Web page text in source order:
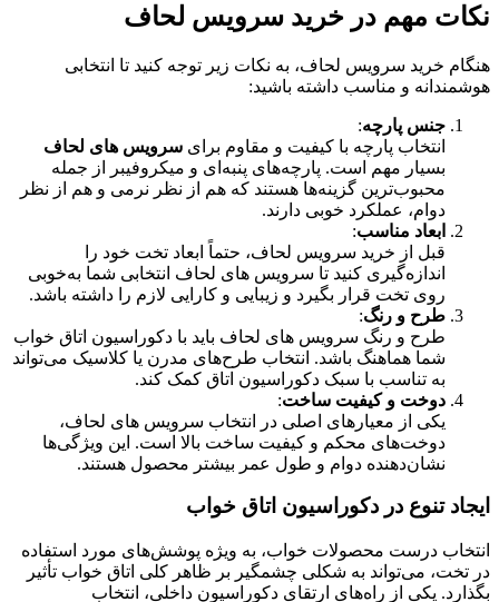
نکات مهم در خرید سرویس لحاف
هنگام خرید سرویس لحاف، به نکات زیر توجه کنید تا انتخابی
هوشمندانه و مناسب داشته باشید:
جنس پارچه:
انتخاب پارچه با کیفیت و مقاوم برای سرویس های لحاف
بسیار مهم است. پارچه‌های پنبه‌ای و میکروفیبر از جمله
محبوب‌ترین گزینه‌ها هستند که هم از نظر نرمی و هم از نظر
دوام، عملکرد خوبی دارند.
ابعاد مناسب:
قبل از خرید سرویس لحاف، حتماً ابعاد تخت خود را
اندازه‌گیری کنید تا سرویس های لحاف انتخابی شما به‌خوبی
روی تخت قرار بگیرد و زیبایی و کارایی لازم را داشته باشد.
طرح و رنگ:
طرح و رنگ سرویس های لحاف باید با دکوراسیون اتاق خواب
شما هماهنگ باشد. انتخاب طرح‌های مدرن یا کلاسیک می‌تواند
به تناسب با سبک دکوراسیون اتاق کمک کند.
دوخت و کیفیت ساخت:
یکی از معیارهای اصلی در انتخاب سرویس های لحاف،
دوخت‌های محکم و کیفیت ساخت بالا است. این ویژگی‌ها
نشان‌دهنده دوام و طول عمر بیشتر محصول هستند.
ایجاد تنوع در دکوراسیون اتاق خواب
انتخاب درست محصولات خواب، به ویژه پوشش‌های مورد استفاده
در تخت، می‌تواند به شکلی چشمگیر بر ظاهر کلی اتاق خواب تأثیر
بگذارد. یکی از راه‌های ارتقای دکوراسیون داخلی، انتخاب